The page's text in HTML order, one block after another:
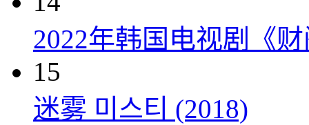
2022年韩国电视剧《
15
迷雾 미스티 (2018)